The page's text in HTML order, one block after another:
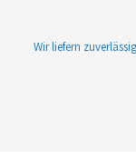
Wir liefern